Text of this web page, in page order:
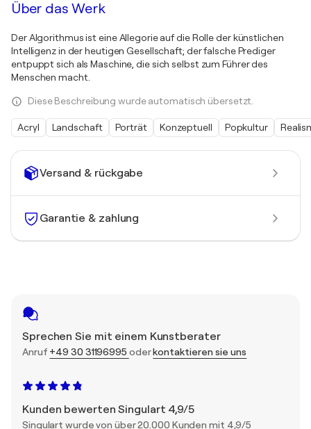
Versand & rückgabe
Garantie & zahlung
Sprechen Sie mit einem Kunstberater
Anruf +49 30 31196995 oderkontaktieren sie uns
Kunden bewerten Singulart 4,9/5
Singulart wurde von über 20.000 Kunden mit 4,9/5
Über das Werk
Der Algorithmus ist eine Allegorie auf die Rolle der künstlichen
Intelligenz in der heutigen Gesellschaft; der falsche Prediger
entpuppt sich als Maschine, die sich selbst zum Führer des
Menschen macht.
Diese Beschreibung wurde automatisch übersetzt.
Acryl Landschaft Porträt Konzeptuell Popkultur